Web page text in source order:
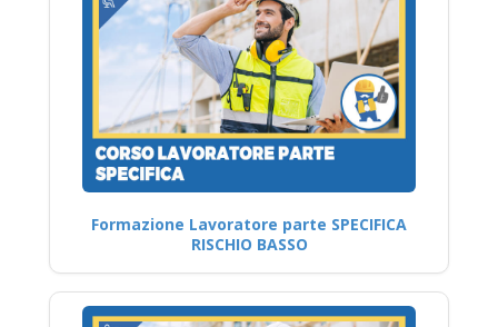
Formazione Lavoratore parte SPECIFICA
RISCHIO BASSO